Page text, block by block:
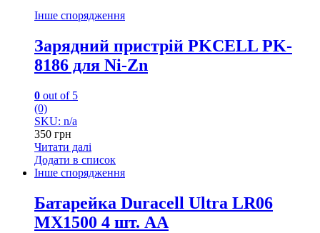
Інше спорядження
Зарядний пристрій PKCELL PK-
8186 для Ni-Zn
0 out of 5
(0)
SKU: n/a
350 грн
Читати далі
Додати в список
Інше спорядження
Батарейка Duracell Ultra LR06
MX1500 4 шт. АА